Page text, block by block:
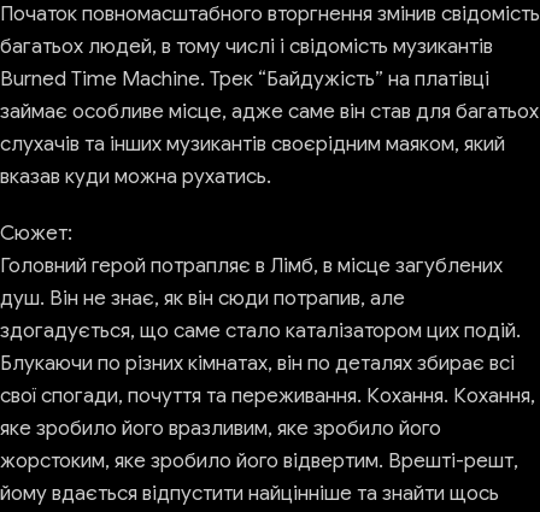
Початок повномасштабного вторгнення змінив свідомість
багатьох людей, в тому числі і свідомість музикантів
Burned Time Machine. Трек “Байдужість” на платівці
займає особливе місце, адже саме він став для багатьох
слухачів та інших музикантів своєрідним маяком, який
вказав куди можна рухатись.
Сюжет:
Головний герой потрапляє в Лімб, в місце загублених
душ. Він не знає, як він сюди потрапив, але
здогадується, що саме стало каталізатором цих подій.
Блукаючи по різних кімнатах, він по деталях збирає всі
свої спогади, почуття та переживання. Кохання. Кохання,
яке зробило його вразливим, яке зробило його
жорстоким, яке зробило його відвертим. Врешті-решт,
йому вдається відпустити найцінніше та знайти щось